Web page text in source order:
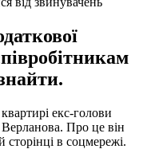
екс-голови
Про це він
сторінці в соцмережі.